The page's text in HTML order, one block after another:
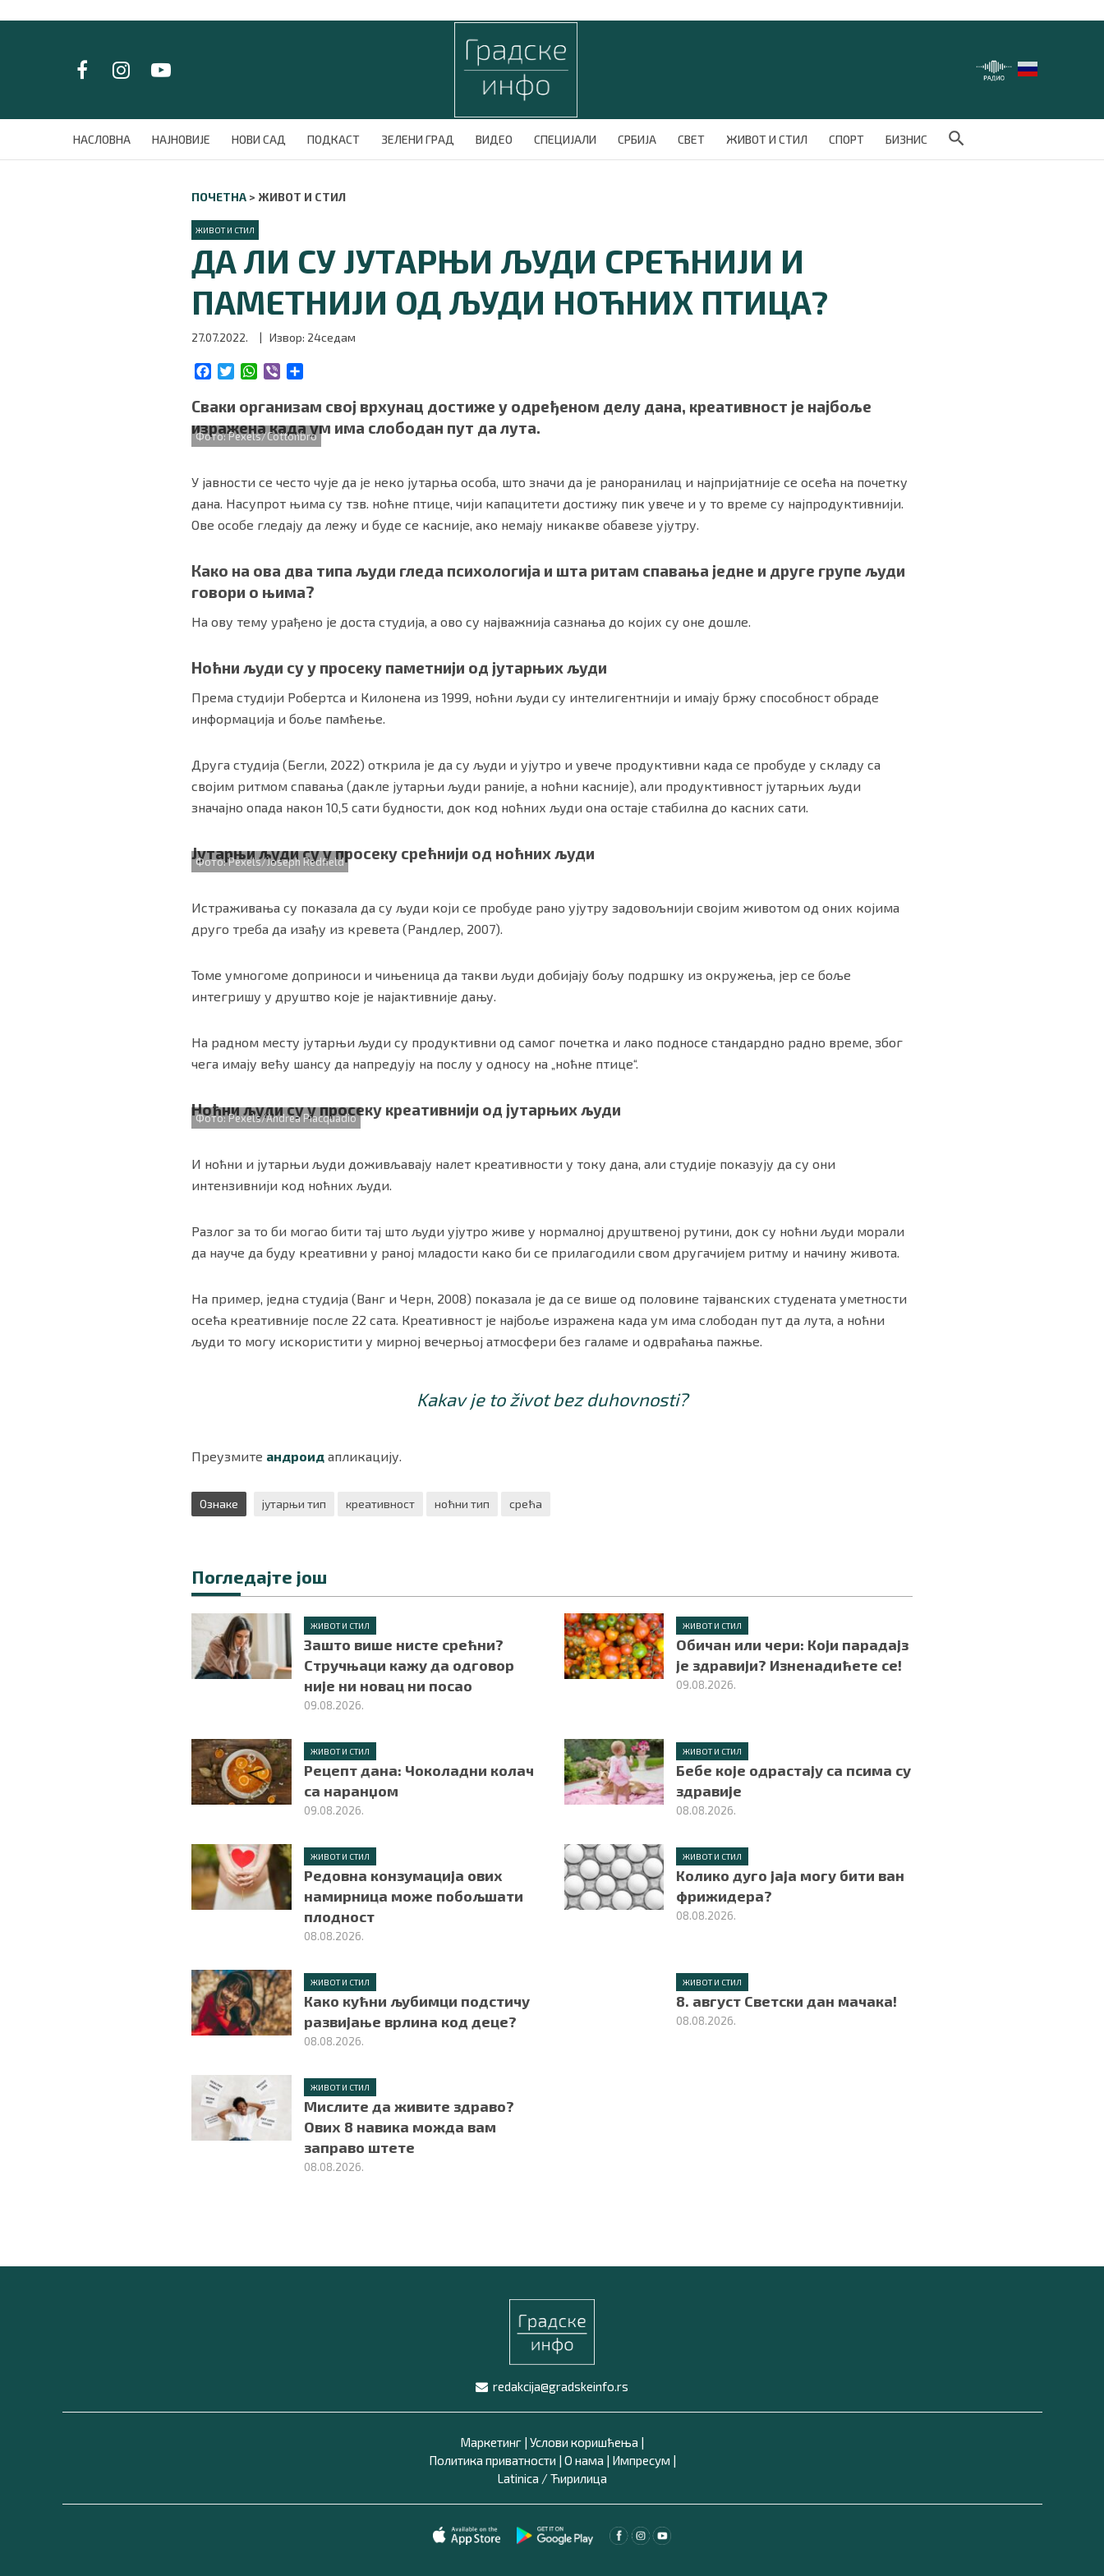
НАСЛОВНА НАЈНОВИЈЕ НОВИ САД ПОДКАСТ ЗЕЛЕНИ ГРАД ВИДЕО СПЕЦИЈАЛИ СРБИЈА СВЕТ ЖИВОТ И СТИЛ СПОРТ БИЗНИС
Search Button
ПОЧЕТНА > ЖИВОТ И СТИЛ
ЖИВОТ И СТИЛ
ДА ЛИ СУ ЈУТАРЊИ ЉУДИ СРЕЋНИЈИ И
ПАМЕТНИЈИ ОД ЉУДИ НОЋНИХ ПТИЦА?
27.07.2022. | Извор: 24седам
c
b
k
i
t
W
a
s
p
b
r
a
e
Сваки организам свој врхунац достиже у одређеном делу дана, креативност је најбоље
изражена када ум има слободан пут да лута.
Фото: Pexels/Cottonbro
У јавности се често чује да је неко јутарња особа, што значи да је раноранилац и најпријатније се осећа на почетку
дана. Насупрот њима су тзв. ноћне птице, чији капацитети достижу пик увече и у то време су најпродуктивнији.
Ове особе гледају да лежу и буде се касније, ако немају никакве обавезе ујутру.
Како на ова два типа људи гледа психологија и шта ритам спавања једне и друге групе људи
говори о њима?
На ову тему урађено је доста студија, а ово су најважнија сазнања до којих су оне дошле.
Ноћни људи су у просеку паметнији од јутарњих људи
Према студији Робертса и Килонена из 1999, ноћни људи су интелигентнији и имају бржу способност обраде
информација и боље памћење.
Друга студија (Бегли, 2022) открила је да су људи и ујутро и увече продуктивни када се пробуде у складу са
својим ритмом спавања (дакле јутарњи људи раније, а ноћни касније), али продуктивност јутарњих људи
значајно опада након 10,5 сати будности, док код ноћних људи она остаје стабилна до касних сати.
Јутарњи људи су у просеку срећнији од ноћних људи
Фото: Pexels/Joseph Redfield
Истраживања су показала да су људи који се пробуде рано ујутру задовољнији својим животом од оних којима
друго треба да изађу из кревета (Рандлер, 2007).
Томе умногоме доприноси и чињеница да такви људи добијају бољу подршку из окружења, јер се боље
интегришу у друштво које је најактивније дању.
На радном месту јутарњи људи су продуктивни од самог почетка и лако подносе стандардно радно време, због
чега имају већу шансу да напредују на послу у односу на „ноћне птице“.
Ноћни људи су у просеку креативнији од јутарњих људи
Фото: Pexels/Andrea Piacquadio
И ноћни и јутарњи људи доживљавају налет креативности у току дана, али студије показују да су они
интензивнији код ноћних људи.
Разлог за то би могао бити тај што људи ујутро живе у нормалној друштвеној рутини, док су ноћни људи морали
да науче да буду креативни у раној младости како би се прилагодили свом другачијем ритму и начину живота.
На пример, једна студија (Ванг и Черн, 2008) показала је да се више од половине тајванских студената уметности
осећа креативније после 22 сата. Креативност је најбоље изражена када ум има слободан пут да лута, а ноћни
људи то могу искористити у мирној вечерњој атмосфери без галаме и одвраћања пажње.
Kakav je to život bez duhovnosti?
Преузмите андроид апликацију.
Ознаке јутарњи тип креативност ноћни тип срећа
Погледајте још
ЖИВОТ И СТИЛ
Зашто више нисте срећни?
Стручњаци кажу да одговор
није ни новац ни посао
09.08.2026.
ЖИВОТ И СТИЛ
Обичан или чери: Који парадајз
је здравији? Изненадићете се!
09.08.2026.
ЖИВОТ И СТИЛ
Рецепт дана: Чоколадни колач
са наранџом
09.08.2026.
ЖИВОТ И СТИЛ
Бебе које одрастају са псима су
здравије
08.08.2026.
ЖИВОТ И СТИЛ
Редовна конзумација ових
намирница може побољшати
плодност
08.08.2026.
ЖИВОТ И СТИЛ
Колико дуго јаја могу бити ван
фрижидера?
08.08.2026.
ЖИВОТ И СТИЛ
Како кућни љубимци подстичу
развијање врлина код деце?
08.08.2026.
ЖИВОТ И СТИЛ
8. август Светски дан мачака!
08.08.2026.
ЖИВОТ И СТИЛ
Мислите да живите здраво?
Ових 8 навика можда вам
заправо штете
08.08.2026.
redakcija@gradskeinfo.rs
Маркетинг | Услови коришћења |
Политика приватности | О нама | Импресум |
Latinica /Ћирилица
НАСЛОВНА
НАЈНОВИЈЕ
redakcija@gradskeinfo.rs
ПРАТИТЕ НАС
Услови коришћења|Политика приватности